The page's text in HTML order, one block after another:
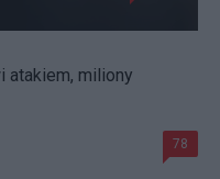
atakiem, miliony
78